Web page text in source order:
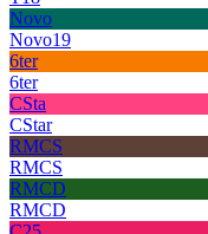
Novo
Novo19
6ter
6ter
CSta
CStar
RMCS
RMCS
RMCD
RMCD